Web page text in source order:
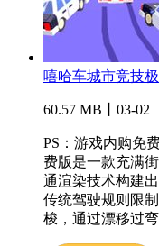
嘻哈车城市竞技
60.57 MB丨03-02
PS：游戏内购免
费版是一款充满
通渲染技术构建
传统驾驶规则限
梭，通过漂移过